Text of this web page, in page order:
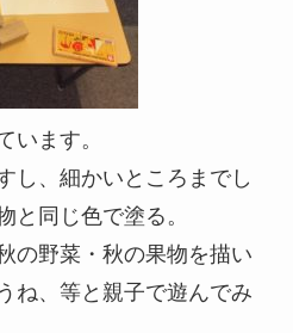
います。
し、細かいところまでし
と同じ色で塗る。
の野菜・秋の果物を描い
ね、等と親子で遊んでみ